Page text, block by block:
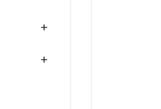
+
+